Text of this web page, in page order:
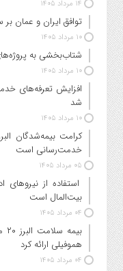
۱۴ مرداد ۱۴۰۵
توافق ایران و عمان
۱۰ مرداد ۱۴۰۵
شتاب‌بخشی به
۱۰ مرداد ۱۴۰۵
افزایش تعرفه‌های
شد
۱۰ مرداد ۱۴۰۵
کرامت بیمه‌شدگان
خدمت‌رسانی است
۰۵ مرداد ۱۴۰۵
استفاده از نیروهای
بیت‌المال است
۰۴ مرداد ۱۴۰۵
هموفیلی ارائه کرد
۰۴ مرداد ۱۴۰۵